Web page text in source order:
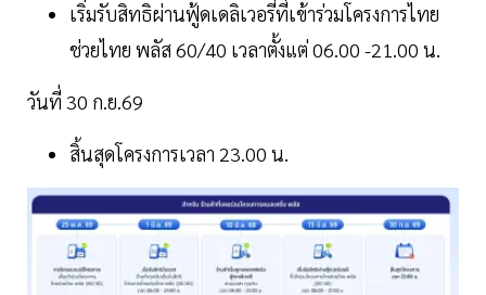
เริ่มรับสิทธิผ่านฟู้ดเดลิเวอรี่ที่เข้าร่วมโครงการไทย
ช่วยไทย พลัส 60/40 เวลาตั้งแต่ 06.00 -21.00 น.
วันที่ 30 ก.ย.69
สิ้นสุดโครงการเวลา 23.00 น.